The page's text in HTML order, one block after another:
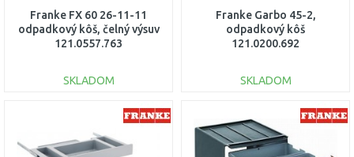
Franke FX 60 26-11-11
odpadkový kôš, čelný výsuv
121.0557.763
SKLADOM
DO KOŠÍKA
Porovnať
Franke Garbo 45-2,
odpadkový kôš
121.0200.692
SKLADOM
DO KOŠÍKA
Porovnať